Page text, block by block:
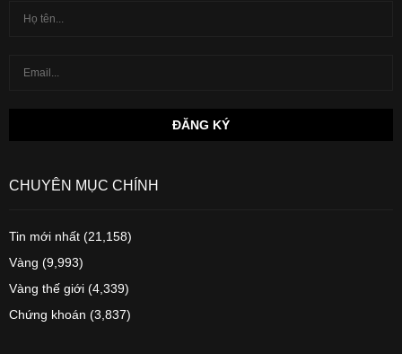
CHUYÊN MỤC CHÍNH
Tin mới nhất (21,158)
Vàng (9,993)
Vàng thế giới (4,339)
Chứng khoán (3,837)